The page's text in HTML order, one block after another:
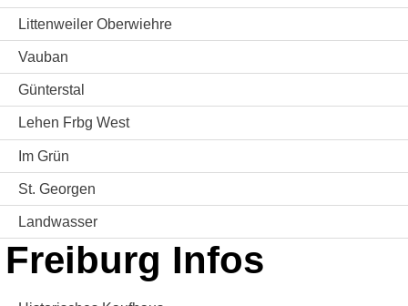
Littenweiler Oberwiehre
Vauban
Günterstal
Lehen Frbg West
Im Grün
St. Georgen
Landwasser
Freiburg Infos